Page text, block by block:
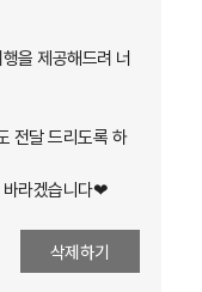
을 제공해드려 너
전달 드리도록 하
바라겠습니다❤
삭제하기